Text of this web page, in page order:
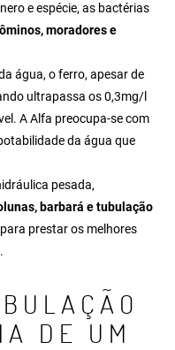
e espécie, as bactérias
moradores e
água, o ferro, apesar de
ultrapassa os 0,3mg/l
A Alfa preocupa-se com
da água que
pesada,
barbará e tubulação
prestar os melhores
DE UM